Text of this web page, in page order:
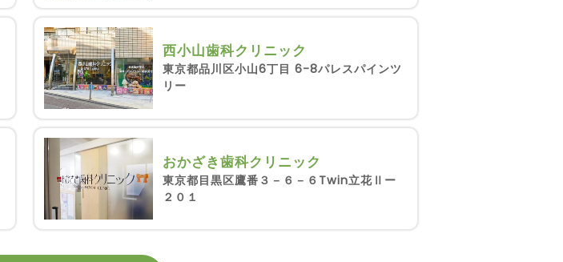
西小山歯科クリニック
東京都品川区小山6丁目 6-8パレスパインツ
リー
おかざき歯科クリニック
東京都目黒区鷹番３－６－６Twin立花Ⅱー
２０１